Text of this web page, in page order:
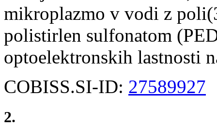
mikroplazmo v vodi z
polistirlen sulfonatom
optoelektronskih lastnosti
COBISS.SI-ID: 27589927
2.